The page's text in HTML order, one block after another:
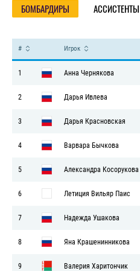
БОМБАРДИРЫ АССИСТЕНТЫ
# Игрок
1 Анна Чернякова
2 Дарья Ивлева
3 Дарья Красновская
4 Варвара Бычкова
5 Александра Косорукова
6 Летиция Вильяр Паис
7 Надежда Ушакова
8 Яна Крашенинникова
9 Валерия Харитончик